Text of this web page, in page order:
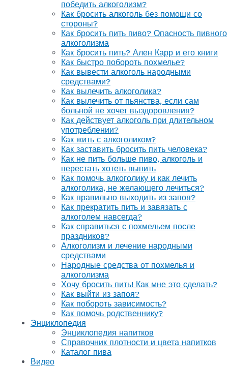
победить алкоголизм?
Как бросить алкоголь без помощи со
стороны?
Как бросить пить пиво? Опасность пивного
алкоголизма
Как бросить пить? Ален Карр и его книги
Как быстро побороть похмелье?
Как вывести алкоголь народными
средствами?
Как вылечить алкоголика?
Как вылечить от пьянства, если сам
больной не хочет выздоровления?
Как действует алкоголь при длительном
употреблении?
Как жить с алкоголиком?
Как заставить бросить пить человека?
Как не пить больше пиво, алкоголь и
перестать хотеть выпить
Как помочь алкоголику и как лечить
алкоголика, не желающего лечиться?
Как правильно выходить из запоя?
Как прекратить пить и завязать с
алкоголем навсегда?
Как справиться с похмельем после
праздников?
Алкоголизм и лечение народными
средствами
Народные средства от похмелья и
алкоголизма
Хочу бросить пить! Как мне это сделать?
Как выйти из запоя?
Как побороть зависимость?
Как помочь родственнику?
Энциклопедия
Энциклопедия напитков
Справочник плотности и цвета напитков
Каталог пива
Видео